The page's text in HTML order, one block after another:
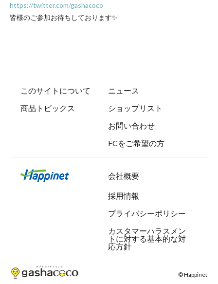
https://twitter.com/gashacoco
皆様のご参加お待ちしております✨
このサイトについて
ニュース
商品トピックス
ショップリスト
お問い合わせ
FCをご希望の方
会社概要
採用情報
プライバシーポリシー
カスタマーハラスメン
トに対する基本的な対
応方針
© Happinet